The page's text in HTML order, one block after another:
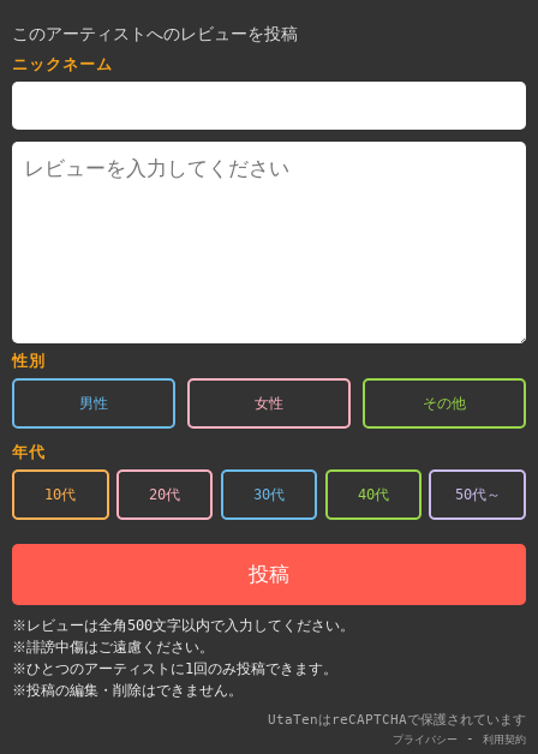
このアーティストへのレビューを投稿
ニックネーム
性別
男性 女性 その他
年代
10代 20代 30代 40代 50代～
投稿
※レビューは全角500文字以内で入力してください。
※誹謗中傷はご遠慮ください。
※ひとつのアーティストに1回のみ投稿できます。
※投稿の編集・削除はできません。
UtaTenはreCAPTCHAで保護されています
プライバシー - 利用契約